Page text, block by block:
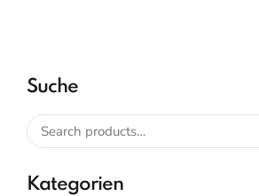
Suche
Kategorien